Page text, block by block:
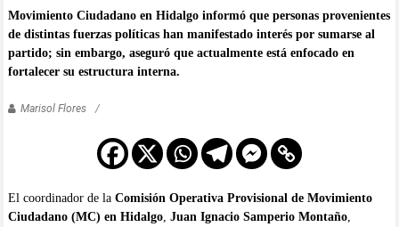
Movimiento Ciudadano en Hidalgo informó que personas provenientes
de distintas fuerzas políticas han manifestado interés por sumarse al
partido; sin embargo, aseguró que actualmente está enfocado en
fortalecer su estructura interna.
Marisol Flores
El coordinador de la Comisión Operativa Provisional de Movimiento
Ciudadano (MC) en Hidalgo, Juan Ignacio Samperio Montaño,